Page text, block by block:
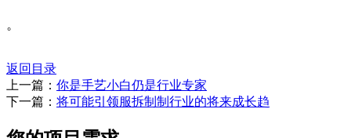
。
返回目录
上一篇： 你是手艺小白仍是行业专家
下一篇： 将可能引领服拆制制行业的将来成长趋